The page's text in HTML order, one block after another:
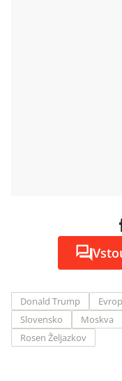
Donald Trump
Slovensko
Moskva
Rosen Željazkov